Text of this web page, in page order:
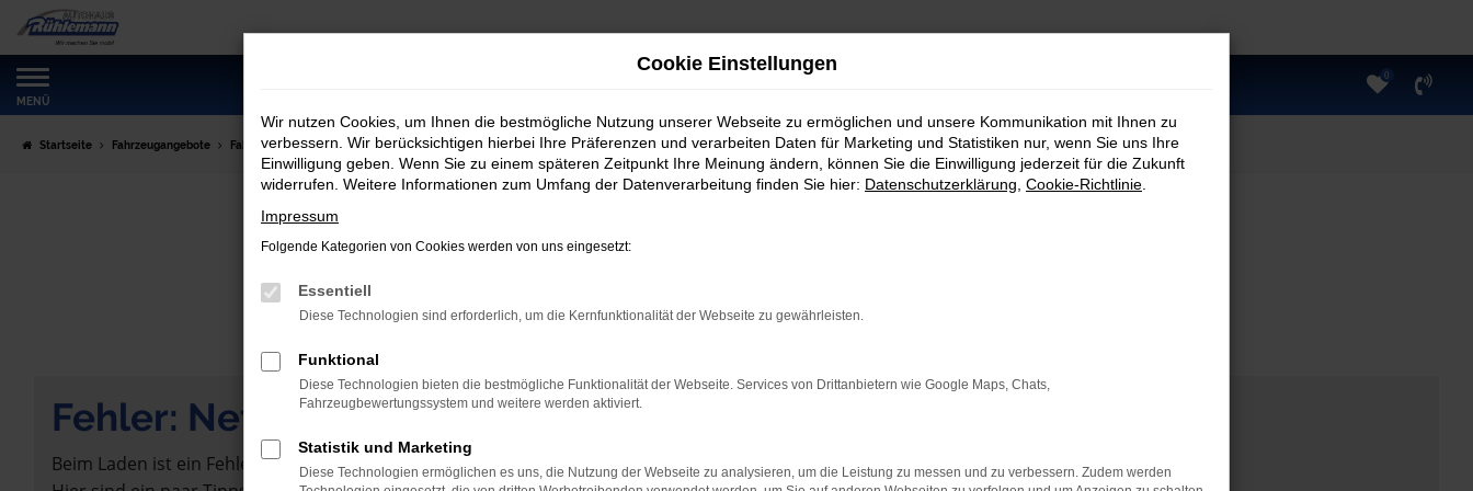
Zum
Hauptinhalt
springen
MENÜ
0
Startseite Fahrzeugangebote Fahrzeugmarkt
Fahrzeugmarkt
Fehler: Network Error
Beim Laden ist ein Fehler aufgetreten.
Cookie Einstellungen
Wir nutzen Cookies, um Ihnen die bestmögliche Nutzung unserer Webseite zu ermöglichen und unsere Kommunikation mit Ihnen zu
verbessern. Wir berücksichtigen hierbei Ihre Präferenzen und verarbeiten Daten für Marketing und Statistiken nur, wenn Sie uns Ihre
Einwilligung geben. Wenn Sie zu einem späteren Zeitpunkt Ihre Meinung ändern, können Sie die Einwilligung jederzeit für die Zukunft
widerrufen. Weitere Informationen zum Umfang der Datenverarbeitung finden Sie hier: Datenschutzerklärung Cookie-Richtlinie
Impressum
Folgende Kategorien von Cookies werden von uns eingesetzt:
Essentiell
Diese Technologien sind erforderlich, um die Kernfunktionalität der Webseite zu gewährleisten.
Funktional
Diese Technologien bieten die bestmögliche Funktionalität der Webseite. Services von Drittanbietern wie Google Maps, Chats,
Fahrzeugbewertungssystem und weitere werden aktiviert.
Statistik und Marketing
Diese Technologien ermöglichen es uns, die Nutzung der Webseite zu analysieren, um die Leistung zu messen und zu verbessern. Zudem werden